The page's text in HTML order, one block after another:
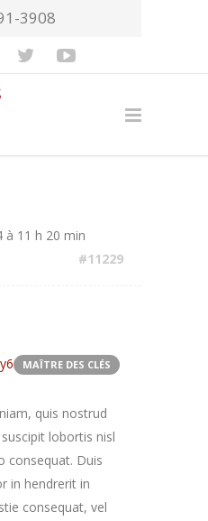
3908
à 11 h 20 min
#11229
MAÎTRE DES CLÉS
quis nostrud
lobortis nisl
consequat. Duis
in hendrerit in
consequat, vel